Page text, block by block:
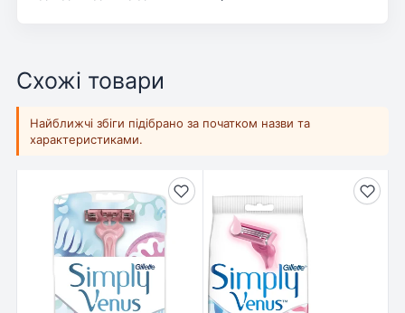
Схожі товари
Найближчі збіги підібрано за початком назви та
характеристиками.